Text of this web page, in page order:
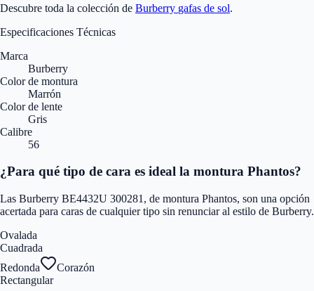
Descubre toda la colección de Burberry gafas de sol.
Especificaciones Técnicas
Marca
Burberry
Color de montura
Marrón
Color de lente
Gris
Calibre
56
¿Para qué tipo de cara es ideal la montura Phantos?
Las Burberry BE4432U 300281, de montura Phantos, son una opción
acertada para caras de cualquier tipo sin renunciar al estilo de Burberry.
Ovalada
Cuadrada
Redonda
Corazón
Rectangular